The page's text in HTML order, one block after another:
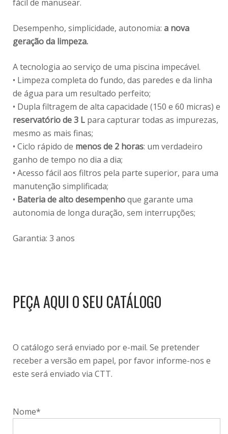
fácil de manusear.
Desempenho, simplicidade, autonomia: a nova
geração da limpeza.
A tecnologia ao serviço de uma piscina impecável.
• Limpeza completa do fundo, das paredes e da linha
de água para um resultado perfeito;
• Dupla filtragem de alta capacidade (150 e 60 micras) e
reservatório de 3 L para capturar todas as impurezas,
mesmo as mais finas;
• Ciclo rápido de menos de 2 horas: um verdadeiro
ganho de tempo no dia a dia;
• Acesso fácil aos filtros pela parte superior, para uma
manutenção simplificada;
• Bateria de alto desempenhoque garante uma
autonomia de longa duração, sem interrupções;
Garantia: 3 anos
PEÇA AQUI O SEU CATÁLOGO
O catálogo será enviado por e-mail. Se pretender
receber a versão em papel, por favor informe-nos e
este será enviado via CTT.
Nome*